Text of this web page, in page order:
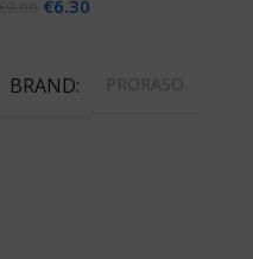
€6.30
BRAND PRORASO